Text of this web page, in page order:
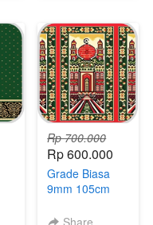
Rp 700.000
Rp 600.000
Grade Biasa
9mm 105cm
Share